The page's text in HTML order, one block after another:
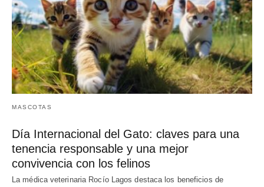
MASCOTAS
Día Internacional del Gato: claves para una
tenencia responsable y una mejor
convivencia con los felinos
La médica veterinaria Rocío Lagos destaca los beneficios de